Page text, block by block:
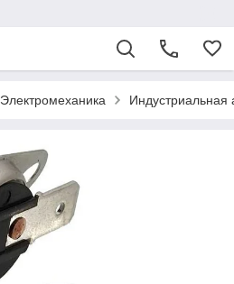
Электромеханика Индустриальная